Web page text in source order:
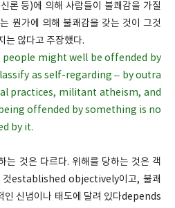
론 등)에 의해 사람들이 불쾌감을 가질
뭔가에 의해 불쾌감을 갖는 것이 그것
는 않다고 주장했다.
people might well be offended by
as self-regarding – by outra
practices, militant atheism, and
offended by something is no
by it.
는 것은 다르다. 위해를 당하는 것은 객
것established objectively이고, 불쾌
인 신념이나 태도에 달려 있다depends